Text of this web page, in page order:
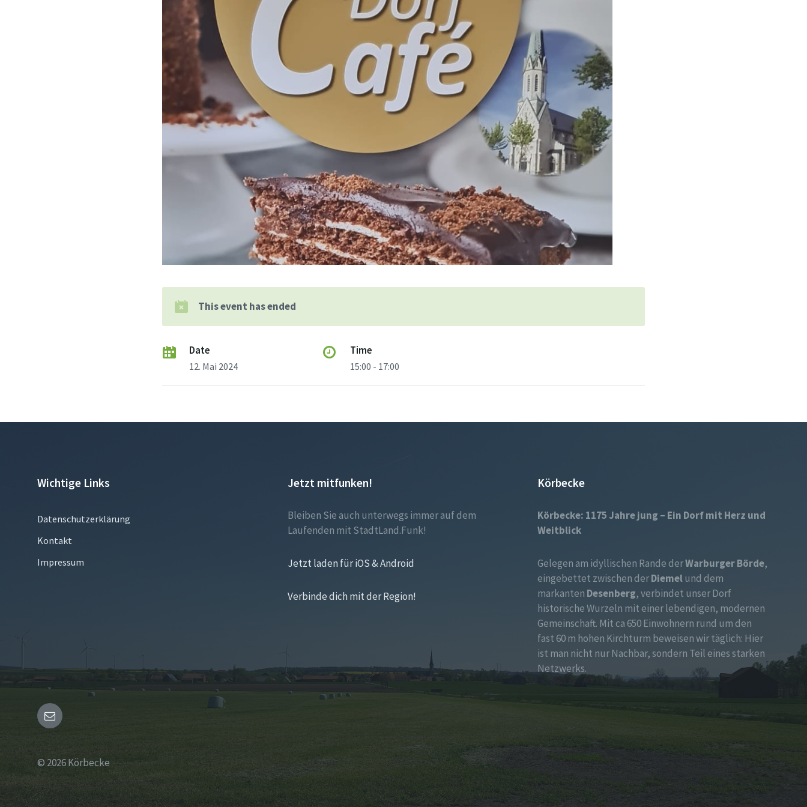
This event has ended
Date
12. Mai 2024
Time
15:00 - 17:00
Wichtige Links
Datenschutzerklärung
Kontakt
Impressum
Jetzt mitfunken!
Bleiben Sie auch unterwegs immer auf dem
Laufenden mit StadtLand.Funk!
Jetzt laden für iOS & Android
Verbinde dich mit der Region!
Körbecke
Körbecke: 1175 Jahre jung – Ein Dorf mit Herz und
Weitblick
Gelegen am idyllischen Rande derWarburger Börde,
eingebettet zwischen derDiemelund dem
markanten Desenberg, verbindet unser Dorf
historische Wurzeln mit einer lebendigen, modernen
Gemeinschaft. Mit ca 650 Einwohnern rund um den
fast 60 m hohen Kirchturm beweisen wir täglich: Hier
ist man nicht nur Nachbar, sondern Teil eines starken
Netzwerks.
Email
© 2026 Körbecke